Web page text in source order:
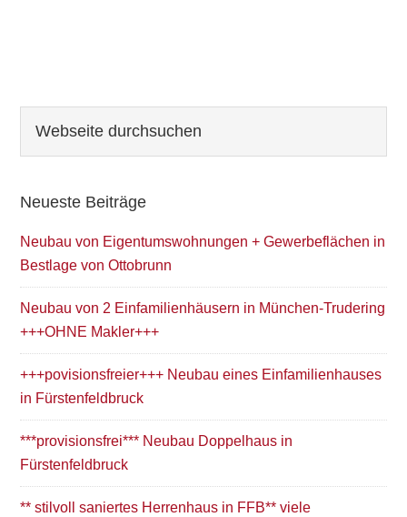
Seitenspalte
durchsuchen
Neueste Beiträge
Neubau von Eigentumswohnungen + Gewerbeflächen in
Bestlage von Ottobrunn
Neubau von 2 Einfamilienhäusern in München-Trudering
+++OHNE Makler+++
+++povisionsfreier+++ Neubau eines Einfamilienhauses
in Fürstenfeldbruck
***provisionsfrei*** Neubau Doppelhaus in
Fürstenfeldbruck
** stilvoll saniertes Herrenhaus in FFB** viele